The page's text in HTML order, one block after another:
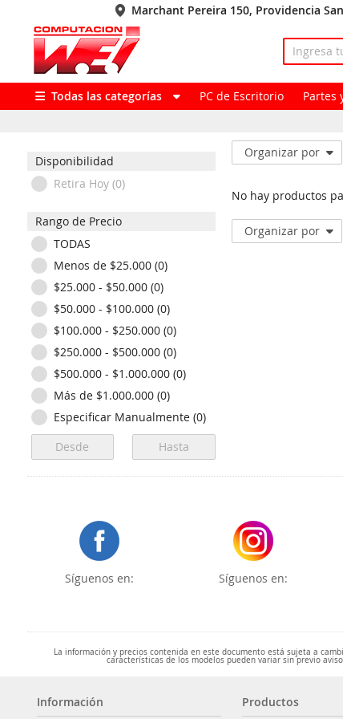
Marchant Pereira 150, Providencia
Todas las categorías PC de Escritorio Partes
Disponibilidad
Retira Hoy (0)
Rango de Precio
TODAS
Menos de $25.000 (0)
$25.000 - $50.000 (0)
$50.000 - $100.000 (0)
$100.000 - $250.000 (0)
$250.000 - $500.000 (0)
$500.000 - $1.000.000 (0)
Más de $1.000.000 (0)
Especificar Manualmente (0)
Organizar por
No hay productos
Organizar por
Síguenos en: Síguenos en:
La información y precios contenida en este documento está sujeta a
características de los modelos pueden variar sin previo
Información Productos